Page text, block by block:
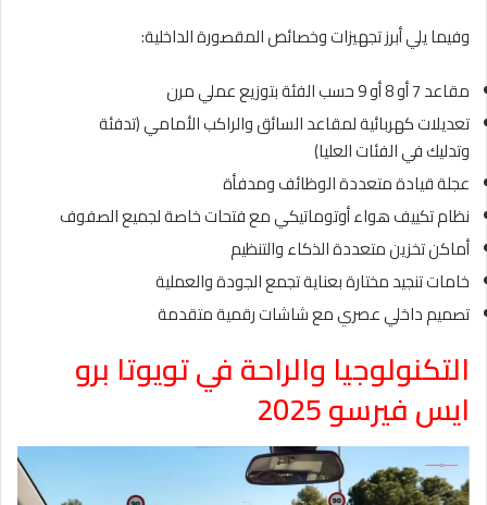
وفيما يلي أبرز تجهيزات وخصائص المقصورة الداخلية:
مقاعد 7 أو 8 أو 9 حسب الفئة بتوزيع عملي مرن
تعديلات كهربائية لمقاعد السائق والراكب الأمامي (تدفئة
وتدليك في الفئات العليا)
عجلة قيادة متعددة الوظائف ومدفأة
نظام تكييف هواء أوتوماتيكي مع فتحات خاصة لجميع الصفوف
أماكن تخزين متعددة الذكاء والتنظيم
خامات تنجيد مختارة بعناية تجمع الجودة والعملية
تصميم داخلي عصري مع شاشات رقمية متقدمة
التكنولوجيا والراحة في تويوتا برو
ايس فيرسو 2025